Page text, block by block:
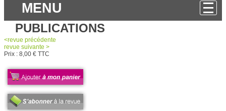
MENU
PUBLICATIONS
<revue précédente
revue suivante >
Prix : 8,00 € TTC